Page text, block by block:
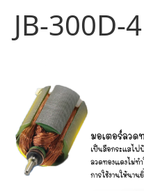
JB-300D-4